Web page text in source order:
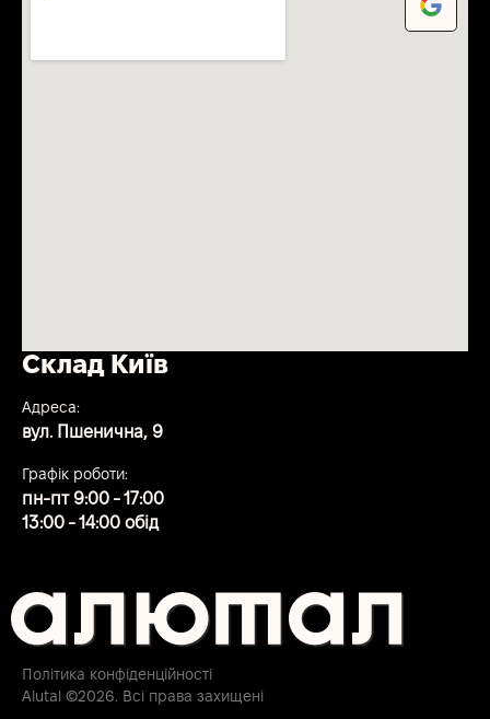
Склад Київ
Адреса:
вул. Пшенична, 9
Графік роботи:
пн-пт 9:00 - 17:00
13:00 - 14:00 обід
Політика конфіденційності
Alutal ©2026. Всі права захищені